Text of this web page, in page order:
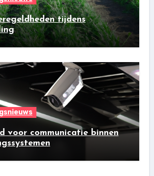
tijdens
voor communicatie binnen